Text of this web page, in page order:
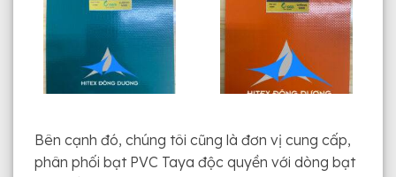
Bên cạnh đó, chúng tôi cũng là đơn vị cung cấp,
phân phối bạt PVC Taya độc quyền với dòng bạt